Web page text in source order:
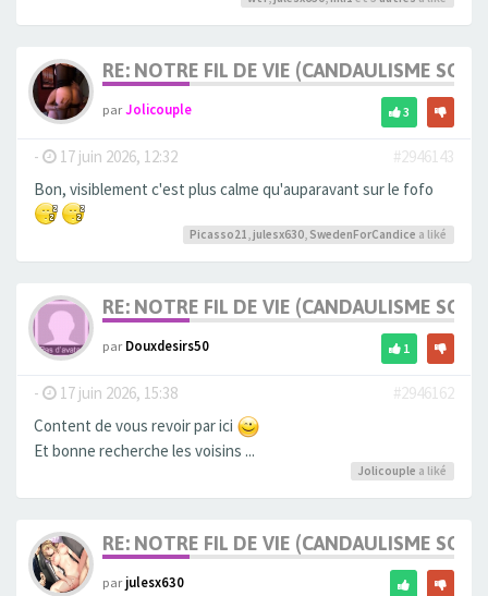
RE: NOTRE FIL DE VIE (CANDAULISME
parJolicouple 3
- 17 juin 2026, 12:32
#2946143
Bon, visiblement c'est plus calme qu'auparavant sur le fofo
Picasso21 julesx630 SwedenForCandice a liké
RE: NOTRE FIL DE VIE (CANDAULISME
parDouxdesirs50 1
- 17 juin 2026, 15:38
#2946162
Content de vous revoir par ici
Et bonne recherche les voisins ...
Jolicouple a liké
RE: NOTRE FIL DE VIE (CANDAULISME
parjulesx630